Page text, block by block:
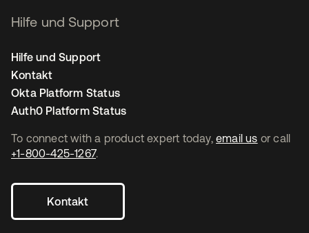
To connect with a product expert today, email us or call
+1-800-425-1267.
Kontakt
Hilfe und Support
Hilfe und Support
Kontakt
Okta Platform Status
Auth0 Platform Status